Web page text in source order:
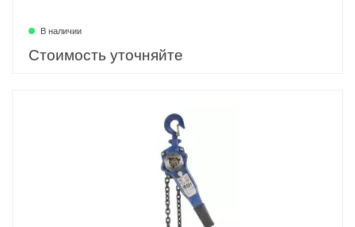
В наличии
Стоимость уточняйте